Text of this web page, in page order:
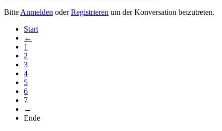
Bitte Anmelden oderRegistrieren um der Konversation beizutreten.
Start
←
1
2
3
4
5
6
7
→
Ende